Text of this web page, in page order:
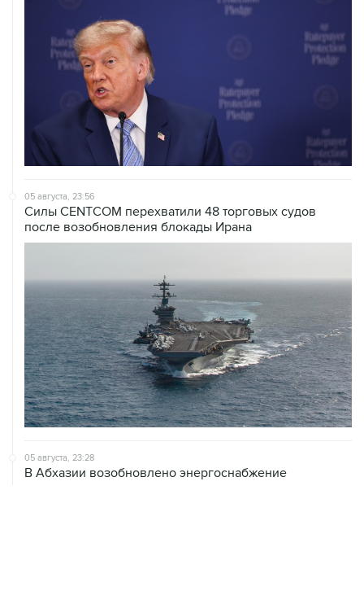
05 августа, 23:56
Силы CENTCOM перехватили 48 торговых судов
после возобновления блокады Ирана
05 августа, 23:28
В Абхазии возобновлено энергоснабжение